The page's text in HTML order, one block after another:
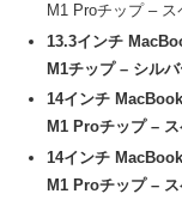
M1 Proチップ –
13.3インチ
M1チップ – シル
14インチ
M1 Proチップ –
14インチ
M1 Proチップ –